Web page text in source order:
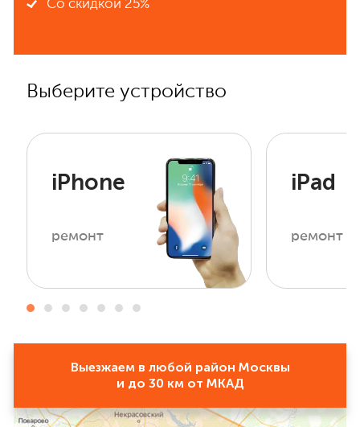
Со скидкой 25%
Выберите устройство
iPhone
ремонт
iPad
ремонт
Выезжаем в любой район Москвы
и до 30 км от МКАД